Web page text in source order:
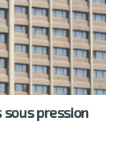
sous pression